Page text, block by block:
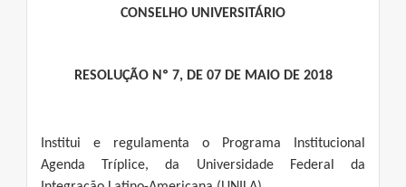
CONSELHO UNIVERSITÁRIO
RESOLUÇÃO Nº 7, DE 07 DE MAIO DE 2018
Institui e regulamenta o Programa Institucional
Agenda Tríplice, da Universidade Federal da